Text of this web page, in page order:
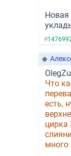
Новая
#
◆
Что
есть,
цирка
много